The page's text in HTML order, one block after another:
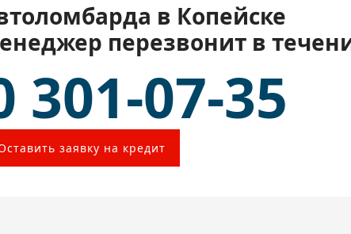
в Копейске
перезвонит в
301-07-35
заявку на кредит